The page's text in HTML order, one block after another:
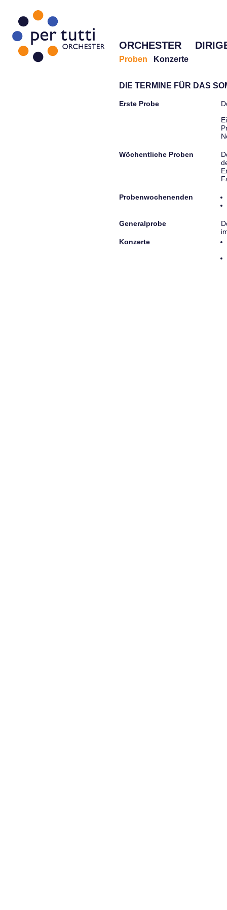
ORCHESTER
Proben Konzerte
DIE TERMINE FÜR DAS
Erste Probe
Wöchentliche Proben
Probenwochenenden
Generalprobe
Konzerte